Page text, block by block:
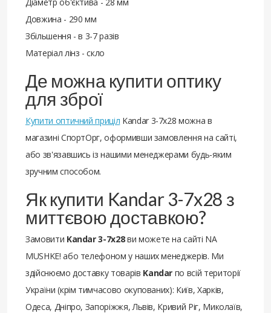
Довжина - 290 мм
Збільшення - в 3-7 разів
Матеріал лінз - скло
Де можна купити оптику
для зброї
Купити оптичний приціл Kandar 3-7x28 можна в
магазині СпортОрг, оформивши замовлення на сайті,
або зв'язавшись із нашими менеджерами будь-яким
зручним способом.
Як купити Kandar 3-7x28 з
миттєвою доставкою?
Замовити Kandar 3-7x28ви можете на сайті NA
MUSHKE! або телефоном у наших менеджерів. Ми
здійснюємо доставку товарів Kandar по всій території
України (крім тимчасово окупованих): Київ, Харків,
Одеса, Дніпро, Запоріжжя, Львів, Кривий Ріг, Миколаїв,